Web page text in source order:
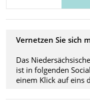
Vernetzen Sie sich
Das
ist in folgenden
einem Klick auf eins